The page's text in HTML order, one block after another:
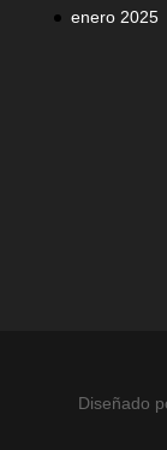
enero 2025
Diseñado